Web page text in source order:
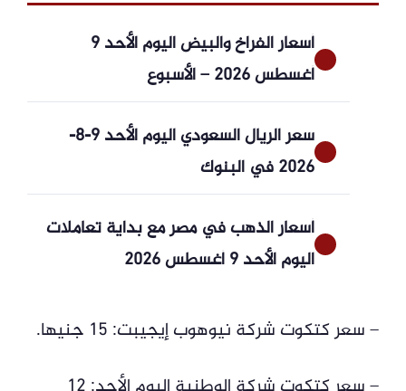
أسعار الفراخ والبيض اليوم الأحد 9
أغسطس 2026 – الأسبوع
سعر الريال السعودي اليوم الأحد 9-8-
2026 في البنوك
أسعار الذهب في مصر مع بداية تعاملات
اليوم الأحد 9 أغسطس 2026
– سعر كتكوت شركة نيوهوب إيجيبت: 15 جنيها.